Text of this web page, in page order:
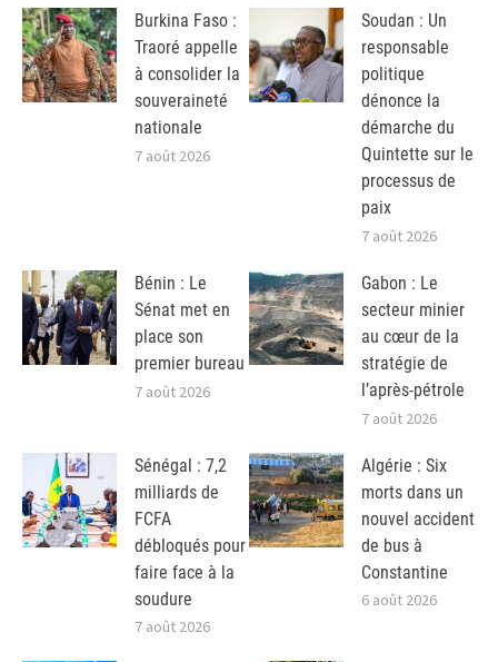
Burkina Faso :
Traoré appelle
à consolider la
souveraineté
nationale
7 août 2026
Soudan : Un
responsable
politique
dénonce la
démarche du
Quintette sur le
processus de
paix
7 août 2026
Bénin : Le
Sénat met en
place son
premier bureau
7 août 2026
Gabon : Le
secteur minier
au cœur de la
stratégie de
l’après-pétrole
7 août 2026
Sénégal : 7,2
milliards de
FCFA
débloqués pour
faire face à la
soudure
7 août 2026
Algérie : Six
morts dans un
nouvel accident
de bus à
Constantine
6 août 2026